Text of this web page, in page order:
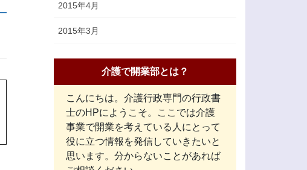
2015年4月
2015年3月
介護で開業部とは？
こんにちは。介護行政専門の行政書
士のHPにようこそ。ここでは介護
事業で開業を考えている人にとって
役に立つ情報を発信していきたいと
思います。分からないことがあれば